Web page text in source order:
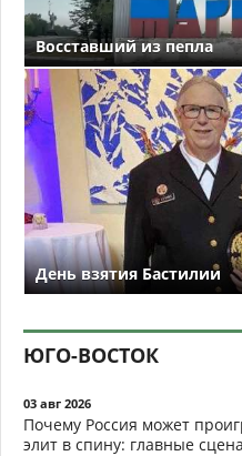
Восставший из пепла
День взятия Бастилии
ЮГО-ВОСТОК
03 авг 2026
Почему Россия может
элит в спину: главные